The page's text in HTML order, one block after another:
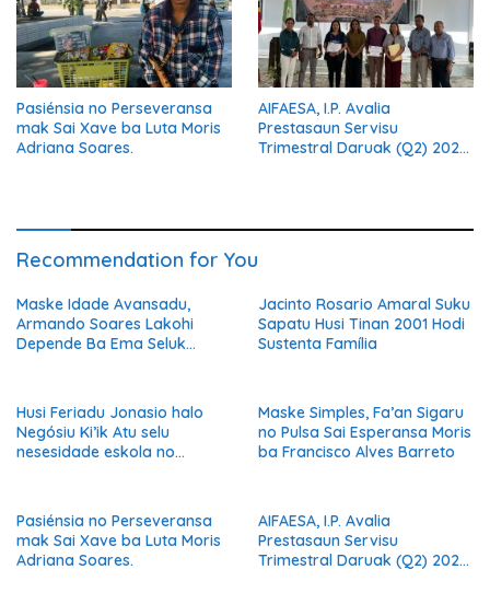
Pasiénsia no Perseveransa
mak Sai Xave ba Luta Moris
Adriana Soares.
AIFAESA, I.P. Avalia
Prestasaun Servisu
Trimestral Daruak (Q2) 2026
Recommendation for You
Maske Idade Avansadu,
Armando Soares Lakohi
Depende Ba Ema Seluk
Jacinto Rosario Amaral Suku
Sapatu Husi Tinan 2001 Hodi
Sustenta Família
Husi Feriadu Jonasio halo
Negósiu Ki’ik Atu selu
nesesidade eskola no
Maske Simples, Fa’an Sigaru
no Pulsa Sai Esperansa Moris
ba Francisco Alves Barreto
Pasiénsia no Perseveransa
mak Sai Xave ba Luta Moris
Adriana Soares.
AIFAESA, I.P. Avalia
Prestasaun Servisu
Trimestral Daruak (Q2) 2026